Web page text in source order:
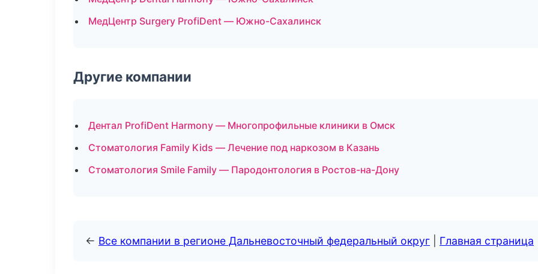
МедЦентр Surgery ProfiDent — Южно-Сахалинск
Другие компании
Дентал ProfiDent Harmony — Многопрофильные клиники в Омск
Стоматология Family Kids — Лечение под наркозом в Казань
Стоматология Smile Family — Пародонтология в Ростов-на-Дону
← Все компании в регионе Дальневосточный федеральный округ Главная страница